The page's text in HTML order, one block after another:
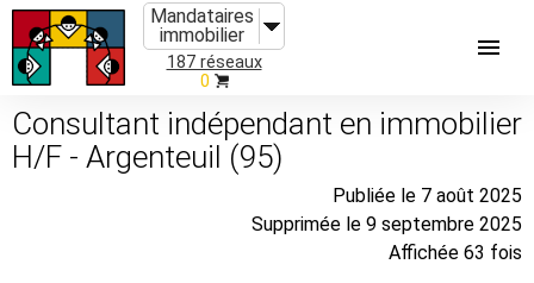
Mandataires
immobilier
187 réseaux
0
Consultant indépendant en immobilier
H/F - Argenteuil (95)
Publiée le 7 août 2025
Supprimée le 9 septembre 2025
Affichée 63 fois